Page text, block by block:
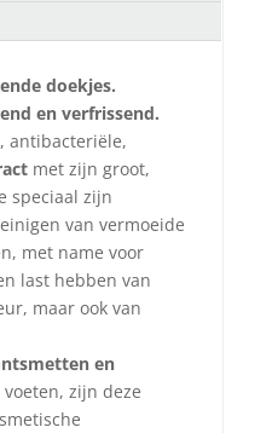
doekjes.
en verfrissend.
antibacteriële,
met zijn groot,
speciaal zijn
van vermoeide
met name voor
last hebben van
maar ook van
en
zijn deze